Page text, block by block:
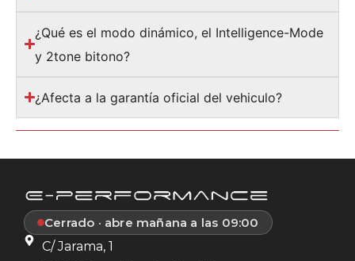
¿Qué es el modo dinámico, el Intelligence-Mode
y 2tone bitono?
¿Afecta a la garantía oficial del vehiculo?
Cerrado · abre mañana a las 09:00
C/ Jarama, 1